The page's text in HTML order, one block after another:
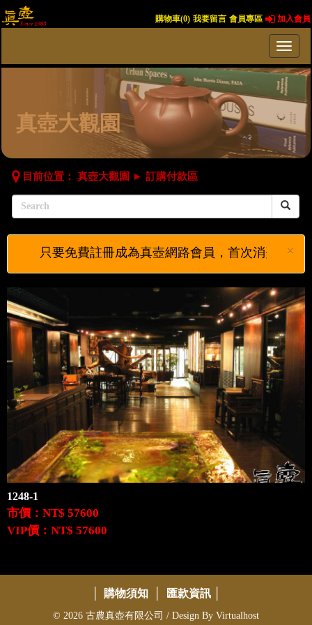
購物車(0) 我要留言 會員專區 加入會員
真壺大觀園
目前位置：真壺大觀園 ►訂購付款區
×
只要免費註冊成為真壺網路會員，首次消費即可
1248-1
市價：NT$ 57600
VIP價：NT$ 57600
購物須知 匯款資訊
© 2026 古農真壺有限公司 / Design By Virtualhost